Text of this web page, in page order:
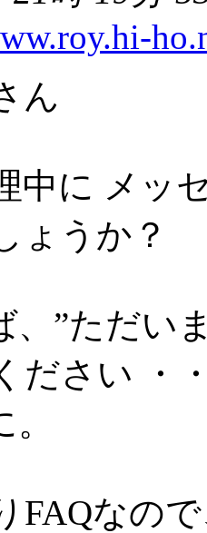
ん
中に メッ
ょうか？
、”ただい
ださい ・
FAQなの